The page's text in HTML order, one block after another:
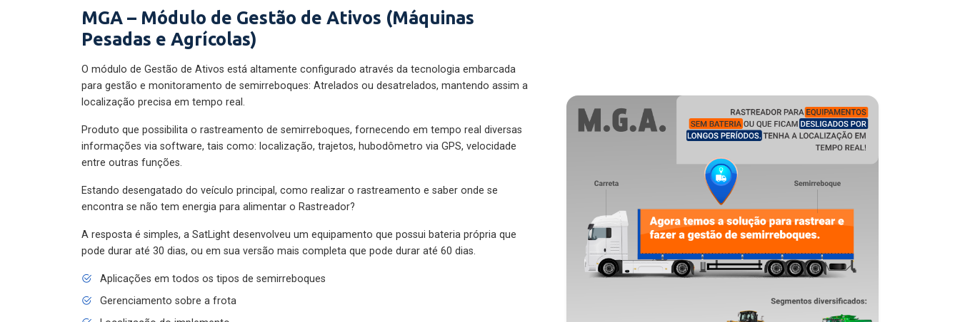
MGA – Módulo de Gestão de Ativos (Máquinas
Pesadas e Agrícolas)
O módulo de Gestão de Ativos está altamente configurado através da tecnologia embarcada
para gestão e monitoramento de semirreboques: Atrelados ou desatrelados, mantendo assim a
localização precisa em tempo real.
Produto que possibilita o rastreamento de semirreboques, fornecendo em tempo real diversas
informações via software, tais como: localização, trajetos, hubodômetro via GPS, velocidade
entre outras funções.
Estando desengatado do veículo principal, como realizar o rastreamento e saber onde se
encontra se não tem energia para alimentar o Rastreador?
A resposta é simples, a SatLight desenvolveu um equipamento que possui bateria própria que
pode durar até 30 dias, ou em sua versão mais completa que pode durar até 60 dias.
Aplicações em todos os tipos de semirreboques
Gerenciamento sobre a frota
Localização do implemento